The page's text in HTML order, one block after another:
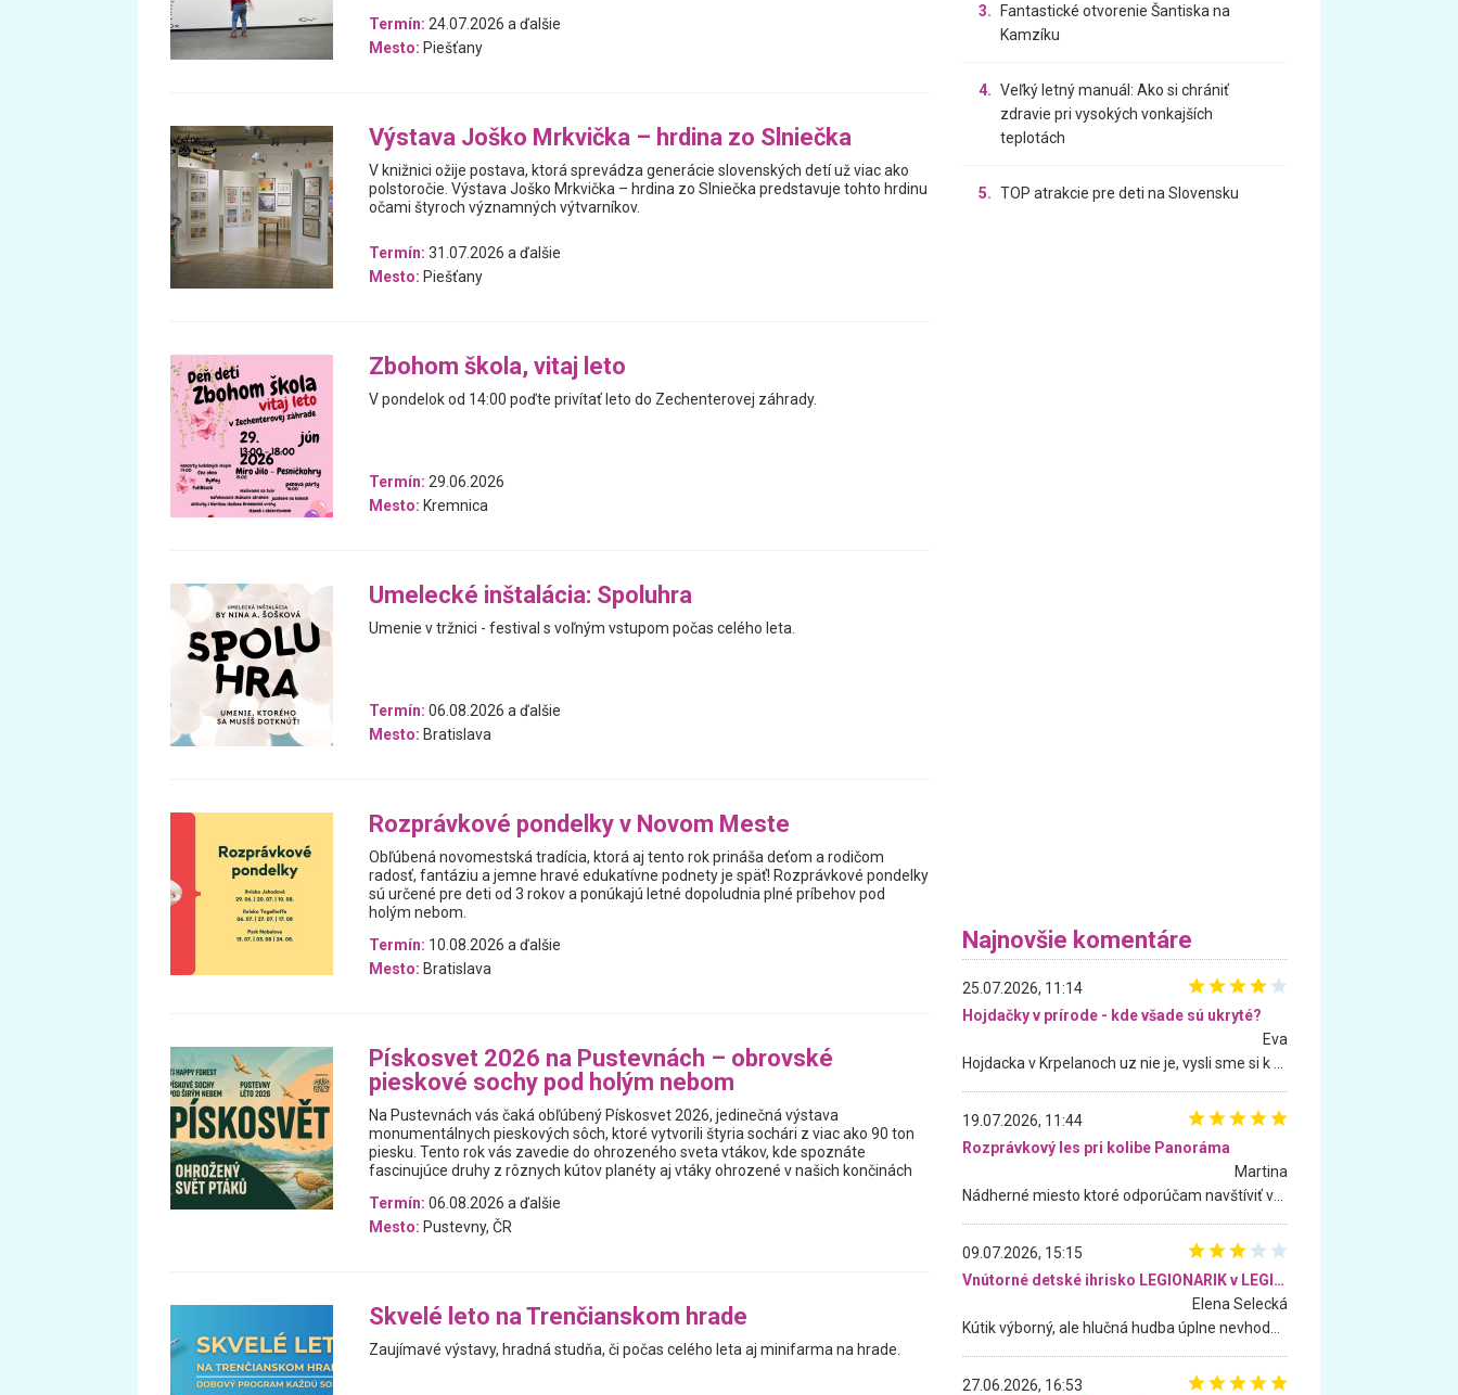
Termín: 24.07.2026 a ďalšie
Mesto: Piešťany
Výstava Joško Mrkvička – hrdina zo Slniečka
V knižnici ožije postava, ktorá sprevádza generácie slovenských detí už viac ako
polstoročie. Výstava Joško Mrkvička – hrdina zo Slniečka predstavuje tohto hrdinu
očami štyroch významných výtvarníkov.
Termín: 31.07.2026 a ďalšie
Mesto: Piešťany
Zbohom škola, vitaj leto
V pondelok od 14:00 poďte privítať leto do Zechenterovej záhrady.
Termín: 29.06.2026
Mesto: Kremnica
Umelecké inštalácia: Spoluhra
Umenie v tržnici - festival s voľným vstupom počas celého leta.
Termín: 06.08.2026 a ďalšie
Mesto: Bratislava
Rozprávkové pondelky v Novom Meste
Obľúbená novomestská tradícia, ktorá aj tento rok prináša deťom a rodičom
radosť, fantáziu a jemne hravé edukatívne podnety je späť! Rozprávkové pondelky
sú určené pre deti od 3 rokov a ponúkajú letné dopoludnia plné príbehov pod
holým nebom.
Termín: 10.08.2026 a ďalšie
Mesto: Bratislava
Pískosvet 2026 na Pustevnách – obrovské
pieskové sochy pod holým nebom
Na Pustevnách vás čaká obľúbený Pískosvet 2026, jedinečná výstava
monumentálnych pieskových sôch, ktoré vytvorili štyria sochári z viac ako 90 ton
piesku. Tento rok vás zavedie do ohrozeného sveta vtákov, kde spoznáte
fascinujúce druhy z rôznych kútov planéty aj vtáky ohrozené v našich končinách
Termín: 06.08.2026 a ďalšie
Mesto: Pustevny, ČR
Skvelé leto na Trenčianskom hrade
Zaujímavé výstavy, hradná studňa, či počas celého leta aj minifarma na hrade.
3.
Fantastické otvorenie Šantiska na
Kamzíku
4. Veľký letný manuál: Ako si chrániť
zdravie pri vysokých vonkajších
teplotách
5. TOP atrakcie pre deti na Slovensku
Najnovšie komentáre
25.07.2026, 11:14
Hojdačky v prírode - kde všade sú ukryté?
Eva
19.07.2026, 11:44
Rozprávkový les pri kolibe Panoráma
Martina
09.07.2026, 15:15
Vnútorné detské ihrisko LEGIONARIK v LEGIA Fitness
Elena Selecká
27.06.2026, 16:53